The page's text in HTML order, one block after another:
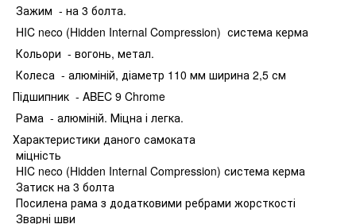
Зажим - на 3 болта.
HIC neco (Hidden Internal Compression) система керма
Кольори - вогонь, метал.
Колеса - алюміній, діаметр 110 мм ширина 2,5 см
Підшипник - ABEC 9 Chrome
Рама - алюміній. Міцна і легка.
Характеристики даного самоката
міцність
HIC neco (Hidden Internal Compression) система керма
Затиск на 3 болта
Посилена рама з додатковими ребрами жорсткості
Зварні шви